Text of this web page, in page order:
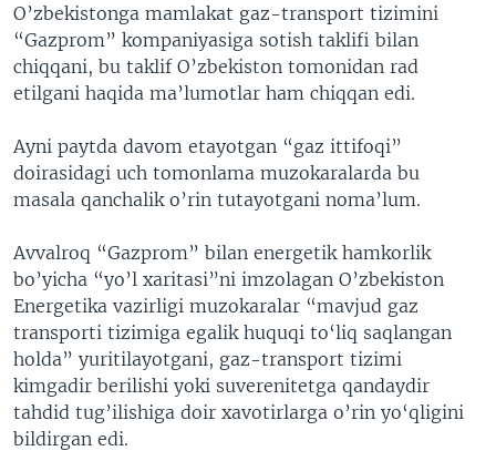
O’zbekistonga mamlakat gaz-transport tizimini
“Gazprom” kompaniyasiga sotish taklifi bilan
chiqqani, bu taklif O’zbekiston tomonidan rad
etilgani haqida ma’lumotlar ham chiqqan edi.
Ayni paytda davom etayotgan “gaz ittifoqi”
doirasidagi uch tomonlama muzokaralarda bu
masala qanchalik o’rin tutayotgani noma’lum.
Avvalroq “Gazprom” bilan energetik hamkorlik
bo’yicha “yo’l xaritasi”ni imzolagan O’zbekiston
Energetika vazirligi muzokaralar “mavjud gaz
transporti tizimiga egalik huquqi to‘liq saqlangan
holda” yuritilayotgani, gaz-transport tizimi
kimgadir berilishi yoki suverenitetga qandaydir
tahdid tug’ilishiga doir xavotirlarga o’rin yo‘qligini
bildirgan edi.